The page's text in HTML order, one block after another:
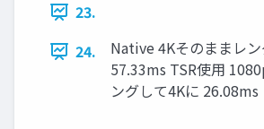
23.
24.
Native 4Kそのままレ
57.33ms TSR使用
ングして4Kに 26.08ms